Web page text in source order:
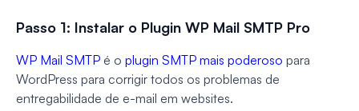
Passo 1: Instalar o Plugin WP Mail SMTP Pro
WP Mail SMTP é o plugin SMTP mais poderoso para
WordPress para corrigir todos os problemas de
entregabilidade de e-mail em websites.